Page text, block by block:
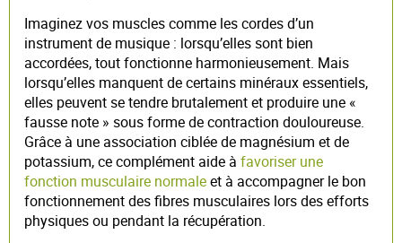
Imaginez vos muscles comme les cordes d’un
instrument de musique : lorsqu’elles sont bien
accordées, tout fonctionne harmonieusement. Mais
lorsqu’elles manquent de certains minéraux essentiels,
elles peuvent se tendre brutalement et produire une «
fausse note » sous forme de contraction douloureuse.
Grâce à une association ciblée de magnésium et de
potassium, ce complément aide à favoriser une
fonction musculaire normaleet à accompagner le bon
fonctionnement des fibres musculaires lors des efforts
physiques ou pendant la récupération.